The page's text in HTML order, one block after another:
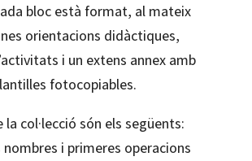
bloc està format, al mateix
orientacions didàctiques,
i un extens annex amb
fotocopiables.
la col·lecció són els següents:
nombres i primeres operacions